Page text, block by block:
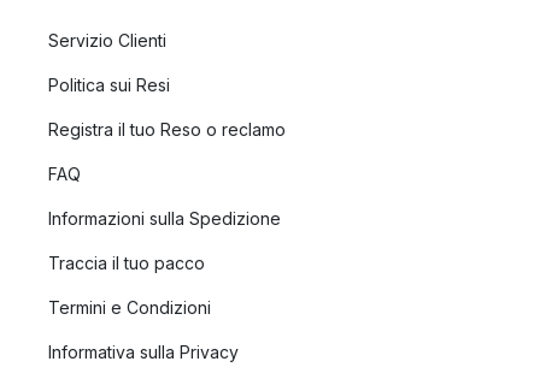
Servizio Clienti
Politica sui Resi
Registra il tuo Reso o reclamo
FAQ
Informazioni sulla Spedizione
Traccia il tuo pacco
Termini e Condizioni
Informativa sulla Privacy